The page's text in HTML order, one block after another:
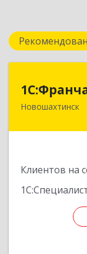
Новошахтинск
Клиентов на